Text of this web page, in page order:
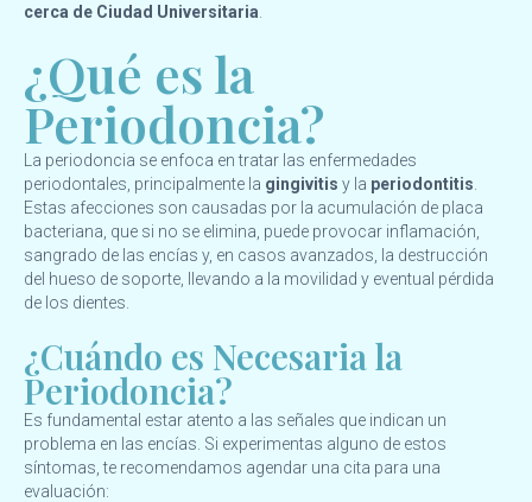
cerca de Ciudad Universitaria
¿Qué es la
Periodoncia?
La periodoncia se enfoca en tratar las enfermedades
periodontales, principalmente la gingivitis y la periodontitis
Estas afecciones son causadas por la acumulación de placa
bacteriana, que si no se elimina, puede provocar inflamación,
sangrado de las encías y, en casos avanzados, la destrucción
del hueso de soporte, llevando a la movilidad y eventual pérdida
de los dientes.
¿Cuándo es Necesaria la
Periodoncia?
Es fundamental estar atento a las señales que indican un
problema en las encías. Si experimentas alguno de estos
síntomas, te recomendamos agendar una cita para una
evaluación: